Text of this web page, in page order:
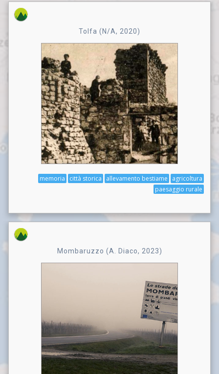
Tolfa (N/A, 2020)
agricoltura
allevamento bestiame
città storica
memoria
paesaggio rurale
Mombaruzzo (A. Diaco, 2023)